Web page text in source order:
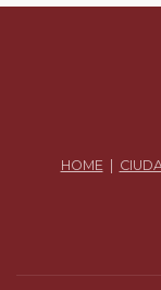
HOME|